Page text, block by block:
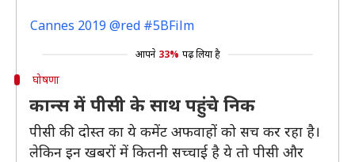
Cannes 2019 @red #5BFilm
आपने 33% पढ़ लिया है
घोषणा
कान्स में पीसी के साथ पहुंचे निक
पीसी की दोस्त का ये कमेंट अफवाहों को सच कर रहा है।
लेकिन इन खबरों में कितनी सच्चाई है ये तो पीसी और